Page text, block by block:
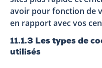
avoir pour fonction de
en rapport avec vos
11.1.3 Les types de
utilisés